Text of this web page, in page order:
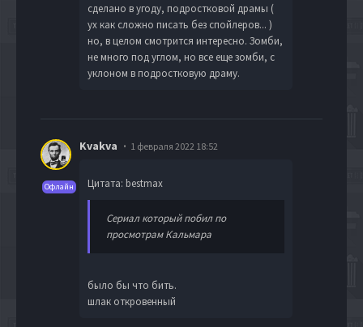
сделано в угоду, подростковой драмы (
ух как сложно писать без спойлеров... )
но, в целом смотрится интересно. Зомби,
не много под углом, но все еще зомби, с
уклоном в подростковую драму.
Офлайн
Kvakva 1 февраля 2022 18:52
Цитата: bestmax
Сериал который побил по
просмотрам Кальмара
было бы что бить.
шлак откровенный